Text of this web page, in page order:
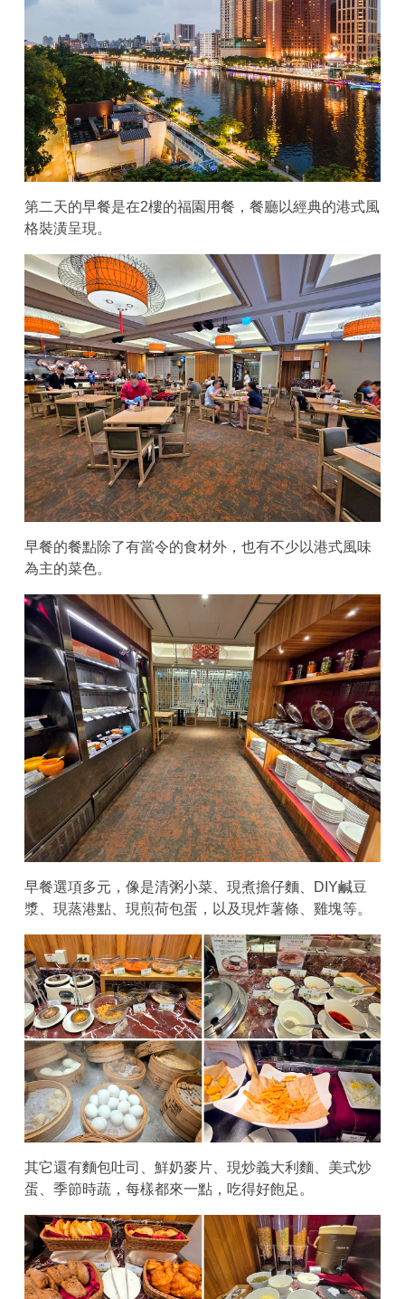
第二天的早餐是在2樓的福園用餐，餐廳以經典的港式風
格裝潢呈現。
早餐的餐點除了有當令的食材外，也有不少以港式風味
為主的菜色。
早餐選項多元，像是清粥小菜、現煮擔仔麵、DIY鹹豆
漿、現蒸港點、現煎荷包蛋，以及現炸薯條、雞塊等。
其它還有麵包吐司、鮮奶麥片、現炒義大利麵、美式炒
蛋、季節時蔬，每樣都來一點，吃得好飽足。